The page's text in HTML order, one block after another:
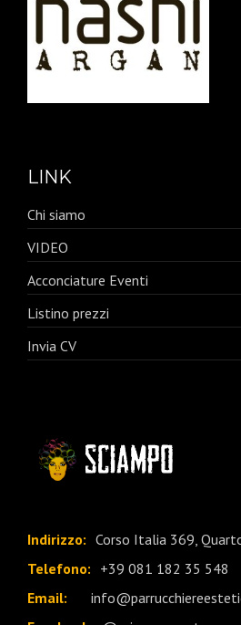
LINK
Chi siamo
VIDEO
Acconciature Eventi
Listino prezzi
Invia CV
Indirizzo: Corso Italia 369,
Telefono: +39 081 182 35 548
Email: